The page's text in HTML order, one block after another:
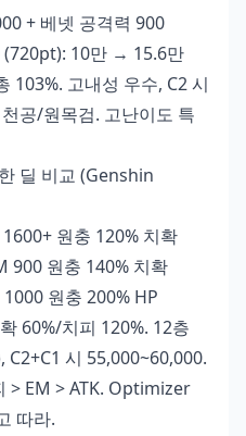
+ 베넷 공격력 900
(720pt): 10만 → 15.6만
103%. 고내성 우수, C2 시
공/원목검. 고난이도 특
딜 비교 (Genshin
원충 120% 치확
900 원충 140% 치확
원충 200% HP
60%/치피 120%. 12층
C2+C1 시 55,000~60,000.
> EM > ATK. Optimizer
따라.